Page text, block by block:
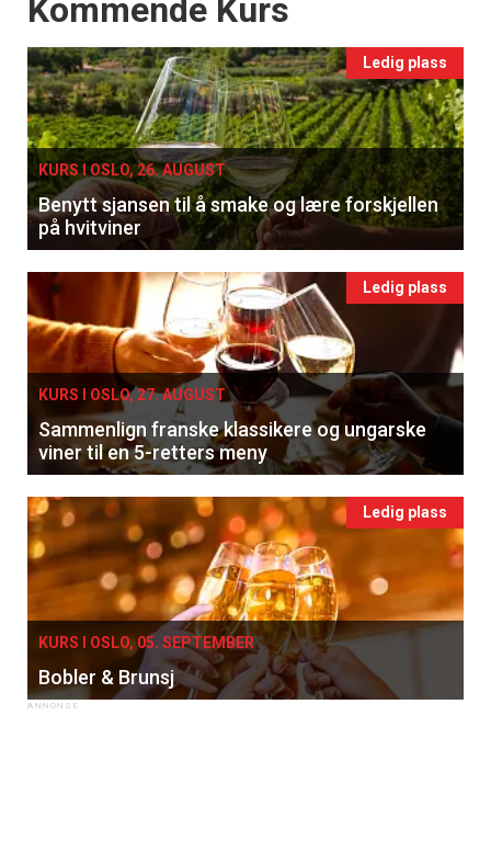
Kommende Kurs
Ledig plass
KURS I OSLO, 26. AUGUST
Benytt sjansen til å smake og lære forskjellen
på hvitviner
Ledig plass
KURS I OSLO, 27. AUGUST
Sammenlign franske klassikere og ungarske
viner til en 5-retters meny
Ledig plass
KURS I OSLO, 05. SEPTEMBER
Bobler & Brunsj